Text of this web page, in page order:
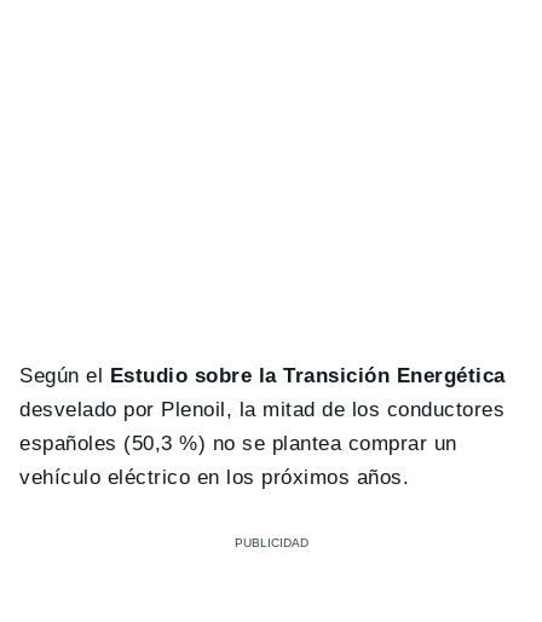
Según el Estudio sobre la Transición Energética
desvelado por Plenoil, la mitad de los conductores
españoles (50,3 %) no se plantea comprar un
vehículo eléctrico en los próximos años.